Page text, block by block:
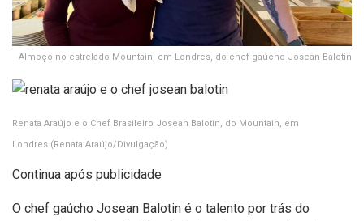
Almoço no estrelado Mountain, em Londres, do chef gaúcho Josean Balotin
Renata Araújo e o Chef Brasileiro Josean Balotin, do Mountain, em
Londres (Renata Araújo/Divulgação)
Continua após publicidade
O chef gaúcho Josean Balotin é o talento por trás do